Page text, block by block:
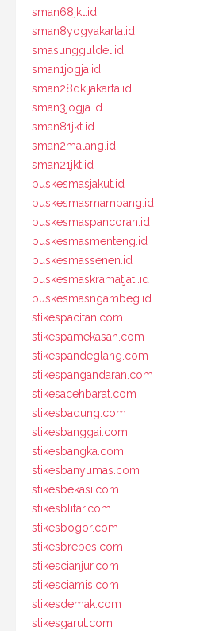
sman68jkt.id
sman8yogyakarta.id
smasungguldel.id
sman1jogja.id
sman28dkijakarta.id
sman3jogja.id
sman81jkt.id
sman2malang.id
sman21jkt.id
puskesmasjakut.id
puskesmasmampang.id
puskesmaspancoran.id
puskesmasmenteng.id
puskesmassenen.id
puskesmaskramatjati.id
puskesmasngambeg.id
stikespacitan.com
stikespamekasan.com
stikespandeglang.com
stikespangandaran.com
stikesacehbarat.com
stikesbadung.com
stikesbanggai.com
stikesbangka.com
stikesbanyumas.com
stikesbekasi.com
stikesblitar.com
stikesbogor.com
stikesbrebes.com
stikescianjur.com
stikesciamis.com
stikesdemak.com
stikesgarut.com